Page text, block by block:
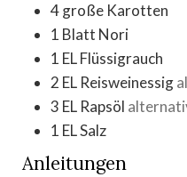
4große Karotten
1 Blatt Nori
1 ELFlüssigrauch
2 EL Reisweinessig
3 EL Rapsöl
1 ELSalz
Anleitungen